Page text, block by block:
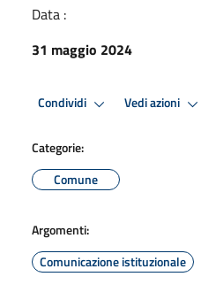
Data :
31 maggio 2024
Condividi Vedi azioni
Categorie:
Comune
Argomenti:
Comunicazione istituzionale